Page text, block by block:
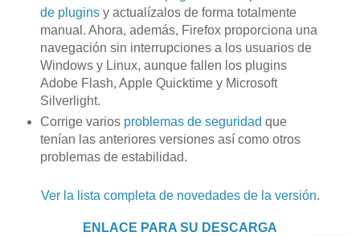
de pluginsy actualízalos de forma totalmente
manual. Ahora, además, Firefox proporciona una
navegación sin interrupciones a los usuarios de
Windows y Linux, aunque fallen los plugins
Adobe Flash, Apple Quicktime y Microsoft
Silverlight.
Corrige varios problemas de seguridad que
tenían las anteriores versiones así como otros
problemas de estabilidad.
Ver la lista completa de novedades de la versión.
ENLACE PARA SU DESCARGA